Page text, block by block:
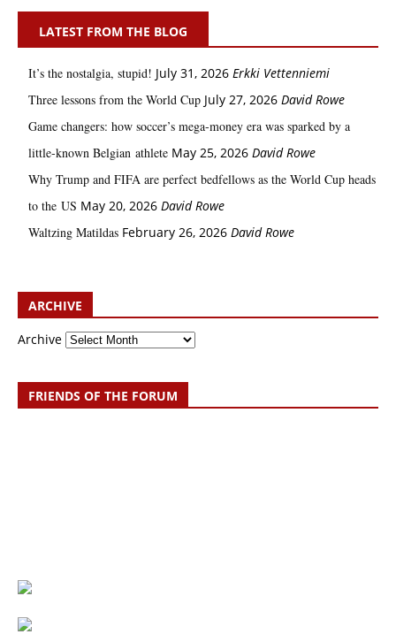
LATEST FROM THE BLOG
It’s the nostalgia, stupid! July 31, 2026 Erkki Vetten­­niemi
Three lessons from the World Cup July 27, 2026 David Rowe
Game changers: how soccer’s mega‑money era was sparked by a
little‑known Belgian athlete May 25, 2026 David Rowe
Why Trump and FIFA are perfect bedfellows as the World Cup heads
to the US May 20, 2026 David Rowe
Waltzing Matildas February 26, 2026 David Rowe
ARCHIVE
Archive
FRIENDS OF THE FORUM